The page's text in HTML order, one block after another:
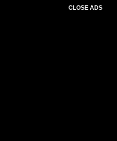
CLOSE ADS